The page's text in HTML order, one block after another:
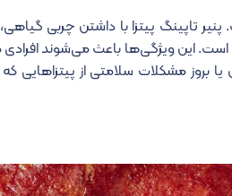
تاپینگ پیتزا با داشتن چربی
است. این ویژگی‌ها باعث می‌شوند افرادی
بروز مشکلات سلامتی از پیتزاهایی که